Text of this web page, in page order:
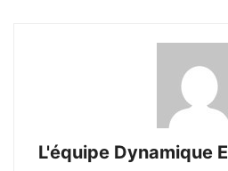
L'équipe Dynamique